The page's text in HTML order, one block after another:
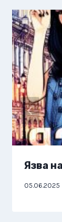
Язва
05.06.2025